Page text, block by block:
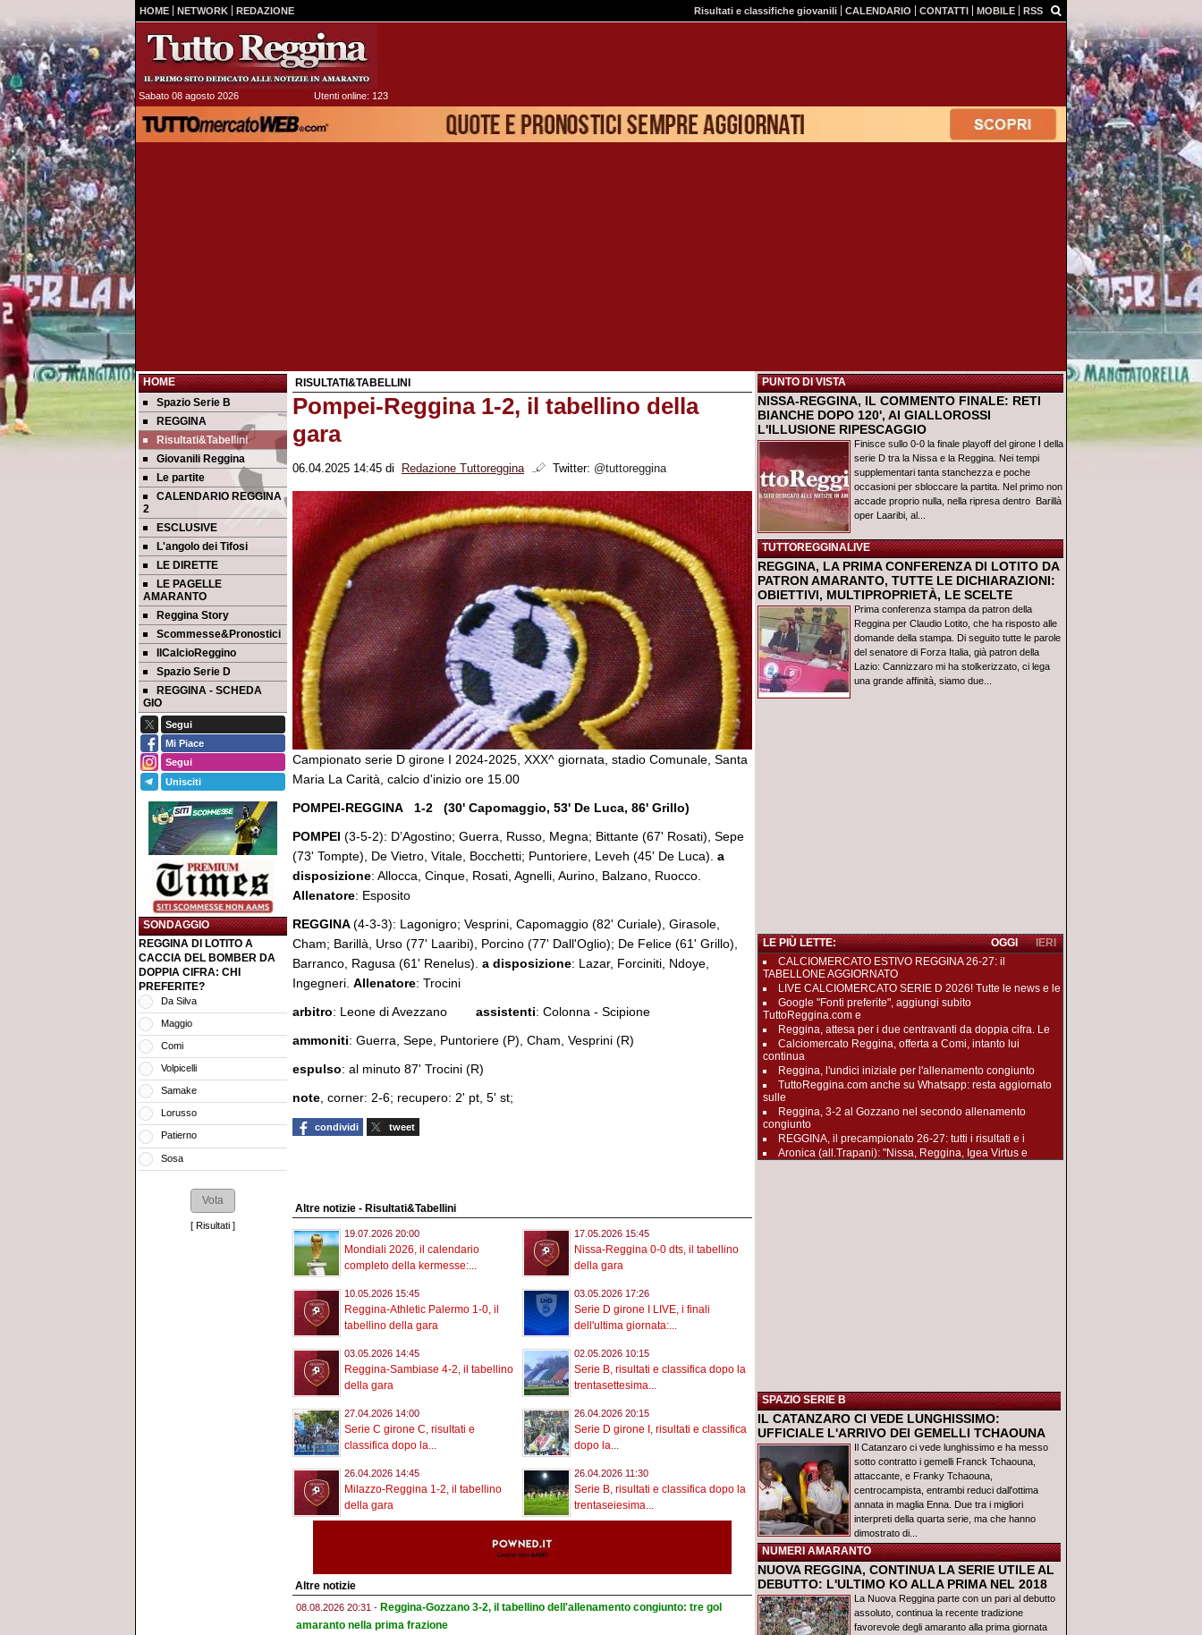
HOME NETWORK REDAZIONE Risultati e classifiche giovanili CALENDARIO CONTATTI MOBILE RSS
Sabato 08 agosto 2026 Utenti online: 123
HOME
Spazio Serie B
REGGINA
Risultati&Tabellini
Giovanili Reggina
Le partite
CALENDARIO REGGINA
2
ESCLUSIVE
L'angolo dei Tifosi
LE DIRETTE
LE PAGELLE
AMARANTO
Reggina Story
Scommesse&Pronostici
IlCalcioReggino
Spazio Serie D
REGGINA - SCHEDA
GIO
Segui
Mi Piace
Segui
Unisciti
SONDAGGIO
REGGINA DI LOTITO A
CACCIA DEL BOMBER DA
DOPPIA CIFRA: CHI
PREFERITE?
Da Silva
Maggio
Comi
Volpicelli
Samake
Lorusso
Patierno
Sosa
[ Risultati ]
RISULTATI&TABELLINI
Pompei-Reggina 1-2, il tabellino della
gara
06.04.2025 14:45 di Redazione Tuttoreggina Twitter: @tuttoreggina
Campionato serie D girone I 2024-2025, XXX^ giornata, stadio Comunale, Santa
Maria La Carità, calcio d'inizio ore 15.00
POMPEI-REGGINA 1-2 (30' Capomaggio, 53' De Luca, 86' Grillo)
POMPEI (3-5-2): D’Agostino; Guerra, Russo, Megna; Bittante (67' Rosati), Sepe
(73' Tompte), De Vietro, Vitale, Bocchetti; Puntoriere, Leveh (45' De Luca). a
disposizione: Allocca, Cinque, Rosati, Agnelli, Aurino, Balzano, Ruocco.
Allenatore: Esposito
REGGINA(4-3-3): Lagonigro; Vesprini, Capomaggio (82' Curiale), Girasole,
Cham; Barillà, Urso (77' Laaribi), Porcino (77' Dall'Oglio); De Felice (61' Grillo),
Barranco, Ragusa (61' Renelus). a disposizione: Lazar, Forciniti, Ndoye,
Ingegneri. Allenatore: Trocini
arbitro: Leone di Avezzano assistenti: Colonna - Scipione
ammoniti: Guerra, Sepe, Puntoriere (P), Cham, Vesprini (R)
espulso: al minuto 87' Trocini (R)
note , corner: 2-6; recupero: 2' pt, 5' st;
condividi tweet
Altre notizie - Risultati&Tabellini
19.07.2026 20:00
Mondiali 2026, il calendario
completo della kermesse:...
17.05.2026 15:45
Nissa-Reggina 0-0 dts, il tabellino
della gara
10.05.2026 15:45
Reggina-Athletic Palermo 1-0, il
tabellino della gara
03.05.2026 17:26
Serie D girone I LIVE, i finali
dell'ultima giornata:...
03.05.2026 14:45
Reggina-Sambiase 4-2, il tabellino
della gara
02.05.2026 10:15
Serie B, risultati e classifica dopo la
trentasettesima...
27.04.2026 14:00
Serie C girone C, risultati e
classifica dopo la...
26.04.2026 20:15
Serie D girone I, risultati e classifica
dopo la...
26.04.2026 14:45
Milazzo-Reggina 1-2, il tabellino
della gara
26.04.2026 11:30
Serie B, risultati e classifica dopo la
trentaseiesima...
Altre notizie
08.08.2026 20:31 - Reggina-Gozzano 3-2, il tabellino dell'allenamento congiunto: tre gol
amaranto nella prima frazione
PUNTO DI VISTA
NISSA-REGGINA, IL COMMENTO FINALE: RETI
BIANCHE DOPO 120', AI GIALLOROSSI
L'ILLUSIONE RIPESCAGGIO
Finisce sullo 0-0 la finale playoff del girone I della
serie D tra la Nissa e la Reggina. Nei tempi
supplementari tanta stanchezza e poche
occasioni per sbloccare la partita. Nel primo non
accade proprio nulla, nella ripresa dentro Barillà
oper Laaribi, al...
TUTTOREGGINALIVE
REGGINA, LA PRIMA CONFERENZA DI LOTITO DA
PATRON AMARANTO, TUTTE LE DICHIARAZIONI:
OBIETTIVI, MULTIPROPRIETÀ, LE SCELTE
Prima conferenza stampa da patron della
Reggina per Claudio Lotito, che ha risposto alle
domande della stampa. Di seguito tutte le parole
del senatore di Forza Italia, già patron della
Lazio: Cannizzaro mi ha stolkerizzato, ci lega
una grande affinità, siamo due...
LE PIÙ LETTE: IERI
OGGI
CALCIOMERCATO ESTIVO REGGINA 26-27: il
TABELLONE AGGIORNATO
LIVE CALCIOMERCATO SERIE D 2026! Tutte le news e le
Google "Fonti preferite", aggiungi subito
TuttoReggina.com e
Reggina, attesa per i due centravanti da doppia cifra. Le
Calciomercato Reggina, offerta a Comi, intanto lui
continua
Reggina, l'undici iniziale per l'allenamento congiunto
TuttoReggina.com anche su Whatsapp: resta aggiornato
sulle
Reggina, 3-2 al Gozzano nel secondo allenamento
congiunto
REGGINA, il precampionato 26-27: tutti i risultati e i
Aronica (all.Trapani): "Nissa, Reggina, Igea Virtus e
SPAZIO SERIE B
IL CATANZARO CI VEDE LUNGHISSIMO:
UFFICIALE L'ARRIVO DEI GEMELLI TCHAOUNA
Il Catanzaro ci vede lunghissimo e ha messo
sotto contratto i gemelli Franck Tchaouna,
attaccante, e Franky Tchaouna,
centrocampista, entrambi reduci dall'ottima
annata in maglia Enna. Due tra i migliori
interpreti della quarta serie, ma che hanno
dimostrato di...
NUMERI AMARANTO
NUOVA REGGINA, CONTINUA LA SERIE UTILE AL
DEBUTTO: L'ULTIMO KO ALLA PRIMA NEL 2018
La Nuova Reggina parte con un pari al debutto
assoluto, continua la recente tradizione
favorevole degli amaranto alla prima giornata